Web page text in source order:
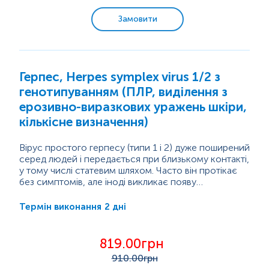
Замовити
Герпес, Herpes symplex virus 1/2 з
генотипуванням (ПЛР, виділення з
ерозивно-виразкових уражень шкіри,
кількісне визначення)
Вірус простого герпесу (типи 1 і 2) дуже поширений
серед людей і передається при близькому контакті,
у тому числі статевим шляхом. Часто він протікає
без симптомів, але іноді викликає появу
слизових оболонках (губи, рот, статеві органи, очі).
«прокидатися», викликаючи нові висипання.
оскільки може...
Термін виконання 2 дні
819.00грн
910.00грн